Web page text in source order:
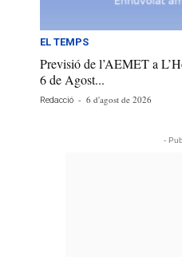
EL TEMPS
Previsió de l’AEMET a
6 de Agost...
Redacció - 6 d'agost de 2026
-